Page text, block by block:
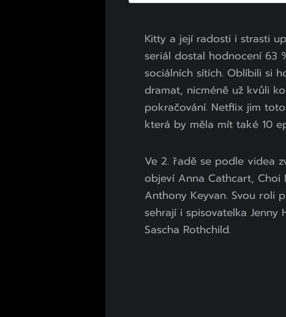
Kitty a její radosti i strasti
seriál dostal hodnocení 63
sociálních sítích. Oblíbili si
dramat, nicméně už kvůli
pokračování. Netflix jim
která by měla mít také 10
Ve 2. řadě se podle videa
objeví Anna Cathcart, Choi
Anthony Keyvan. Svou roli
sehrají i spisovatelka
Sascha Rothchild.